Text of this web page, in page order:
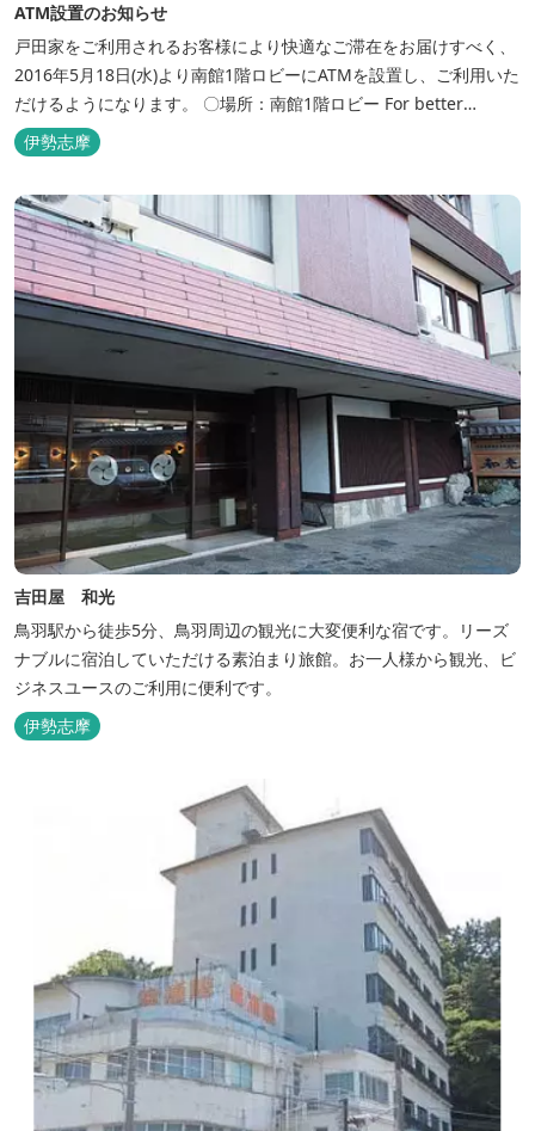
ATM設置のお知らせ
戸田家をご利用されるお客様により快適なご滞在をお届けすべく、
2016年5月18日(水)より南館1階ロビーにATMを設置し、ご利用いた
だけるようになります。 〇場所：南館1階ロビー For better
convenience, ATM Machine which includes cash dispenser will
be available at Todaya Hotel’s 1...
伊勢志摩
吉田屋 和光
鳥羽駅から徒歩5分、鳥羽周辺の観光に大変便利な宿です。リーズ
ナブルに宿泊していただける素泊まり旅館。お一人様から観光、ビ
ジネスユースのご利用に便利です。
伊勢志摩